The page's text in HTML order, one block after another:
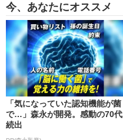
今、あなたにオススメ
「気になっていた認知機能が菌
で…」森永が開発。感動の70代
続出